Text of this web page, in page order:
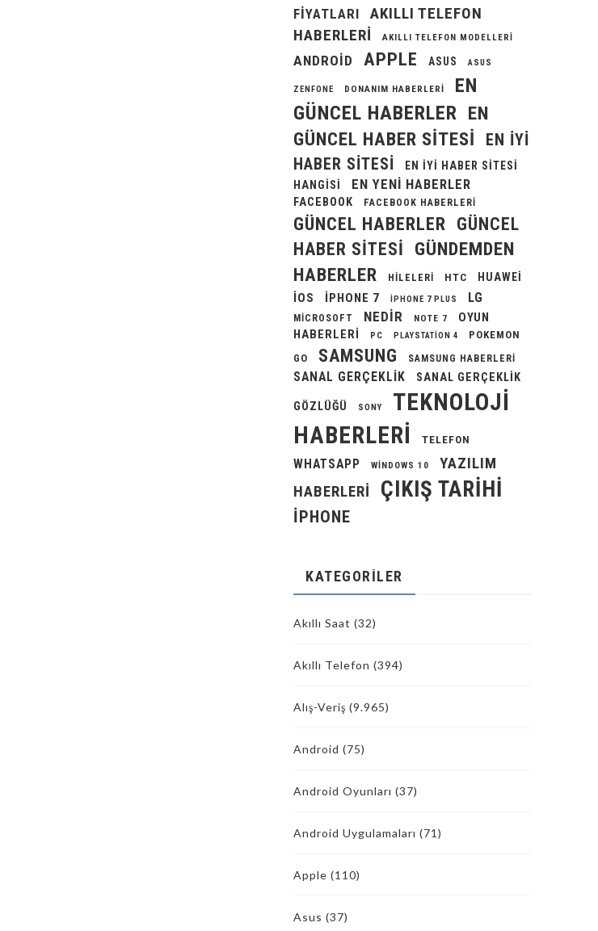
FIYATLARI
AKILLI TELEFON
HABERLERI
AKILLI TELEFON MODELLERI
ANDROID APPLE ASUS ASUS
ZENFONE DONANIM HABERLERI
EN
GÜNCEL HABERLER EN
GÜNCEL HABER SITESI
EN IYI
HABER SITESI
EN IYI HABER SITESI
HANGISI
EN YENI HABERLER
FACEBOOK FACEBOOK HABERLERI
GÜNCEL HABERLER
GÜNCEL
HABER SITESI
GÜNDEMDEN
HABERLER
HILELERI HTC HUAWEI
IOS IPHONE 7 IPHONE 7 PLUS LG
MICROSOFT NEDIR NOTE 7
OYUN
HABERLERI
PC PLAYSTATION 4
POKEMON
GO
SAMSUNG SAMSUNG HABERLERI
SANAL GERÇEKLIK SANAL GERÇEKLIK
GÖZLÜĞÜ SONY
TEKNOLOJI
HABERLERI
TELEFON
WHATSAPP WINDOWS 10
YAZILIM
HABERLERI
ÇIKIŞ TARIHI
İPHONE
KATEGORILER
Akıllı Saat (32)
Akıllı Telefon (394)
Alış-Veriş (9.965)
Android (75)
Android Oyunları (37)
Android Uygulamaları (71)
Apple (110)
Asus (37)